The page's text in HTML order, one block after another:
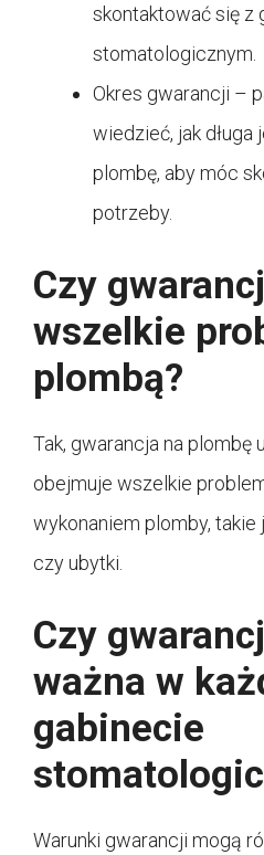
skontaktować się z
stomatologicznym.
Okres gwarancji –
wiedzieć, jak długa
plombę, aby móc
potrzeby.
Czy
wszelkie
plombą?
Tak, gwarancja na
obejmuje wszelkie
wykonaniem plomby, takie
czy ubytki.
Czy
ważna w
gabinecie
Warunki gwarancji mogą